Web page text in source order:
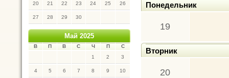
20 21 22 23 24 25 26
27 28 29 30
Май 2025
В П В С Ч П
С
1
2 3
4 5 6 7 8 9 10
Понедельник
19
Вторник
20